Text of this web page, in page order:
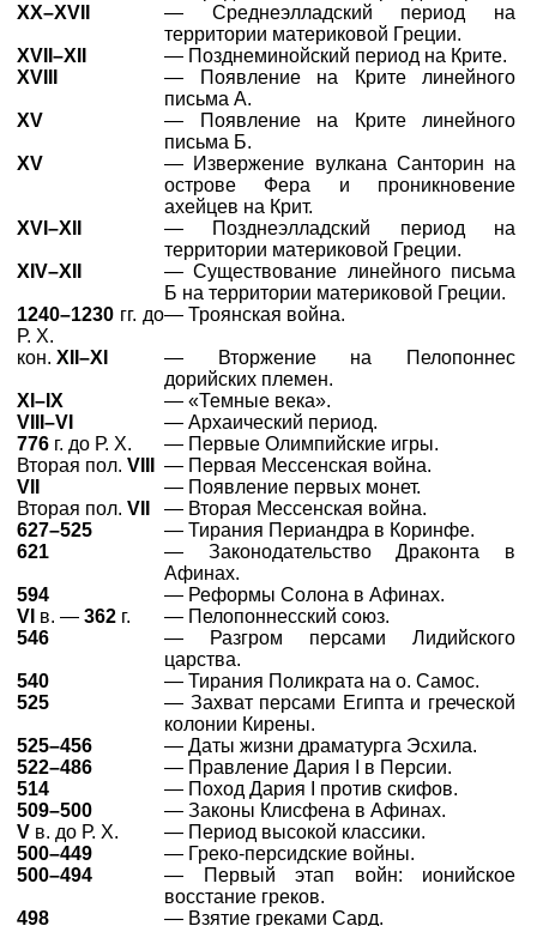
XX–XVII
— Среднеэлладский период на
территории материковой Греции.
XVII–XII
— Позднеминойский период на Крите.
XVIII
— Появление на Крите линейного
письма А.
XV
— Появление на Крите линейного
письма Б.
XV
— Извержение вулкана Санторин на
острове Фера и проникновение
ахейцев на Крит.
XVI–XII
— Позднеэлладский период на
территории материковой Греции.
XIV–XII
— Существование линейного письма
Б на территории материковой Греции.
1240–1230 гг. до
Р. Х.
— Троянская война.
кон. XII–XI
— Вторжение на Пелопоннес
дорийских племен.
XI–IX
— «Темные века».
VIII–VI
— Архаический период.
776 г. до Р. Х.
— Первые Олимпийские игры.
Вторая пол. VIII
— Первая Мессенская война.
VII
— Появление первых монет.
Вторая пол. VII
— Вторая Мессенская война.
627–525
— Тирания Периандра в Коринфе.
621
— Законодательство Драконта в
Афинах.
594
— Реформы Солона в Афинах.
VI в. — 362 г.
— Пелопоннесский союз.
546
— Разгром персами Лидийского
царства.
540
— Тирания Поликрата на о. Самос.
525
— Захват персами Египта и греческой
колонии Кирены.
525–456
— Даты жизни драматурга Эсхила.
522–486
— Правление Дария I в Персии.
514
— Поход Дария I против скифов.
509–500
— Законы Клисфена в Афинах.
V в. до Р. Х.
— Период высокой классики.
500–449
— Греко-персидские войны.
500–494
— Первый этап войн: ионийское
восстание греков.
498
— Взятие греками Сард.